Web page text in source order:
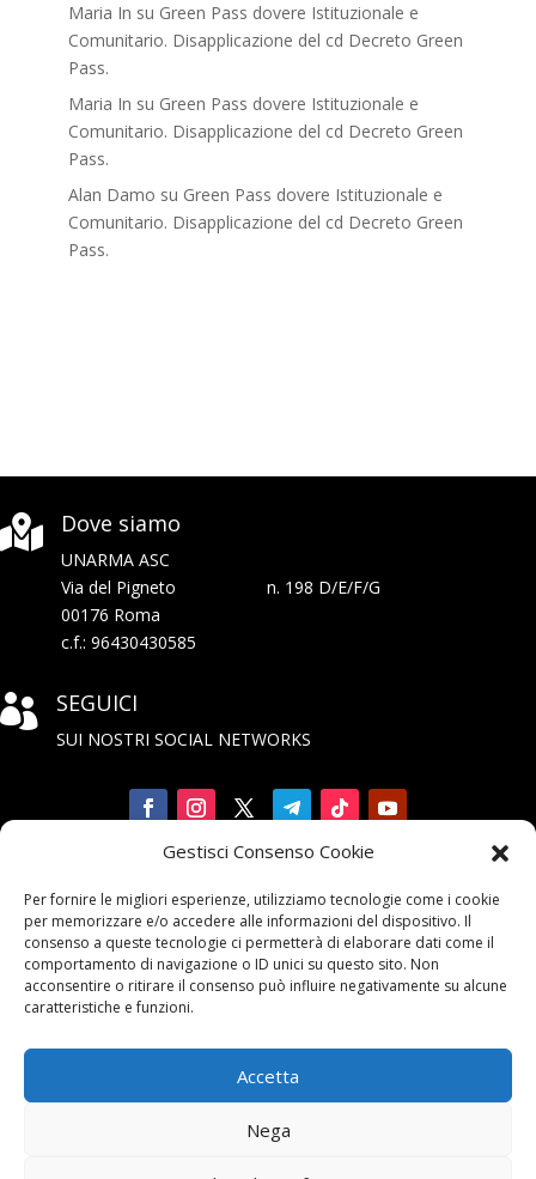
Gestisci Consenso Cookie
Per fornire le migliori esperienze, utilizziamo tecnologie come i cookie
per memorizzare e/o accedere alle informazioni del dispositivo. Il
consenso a queste tecnologie ci permetterà di elaborare dati come il
comportamento di navigazione o ID unici su questo sito. Non
acconsentire o ritirare il consenso può influire negativamente su alcune
caratteristiche e funzioni.
Accetta
Nega
Maria In su Green Pass dovere Istituzionale e
Comunitario. Disapplicazione del cd Decreto Green
Pass.
Maria In su Green Pass dovere Istituzionale e
Comunitario. Disapplicazione del cd Decreto Green
Pass.
Alan Damo su Green Pass dovere Istituzionale e
Comunitario. Disapplicazione del cd Decreto Green
Pass.
 Dove siamo
UNARMA ASC
Via del Pigneto n. 198 D/E/F/G
00176 Roma
c.f.: 96430430585
 SEGUICI
SUI NOSTRI SOCIAL NETWORKS

alla Newsletter